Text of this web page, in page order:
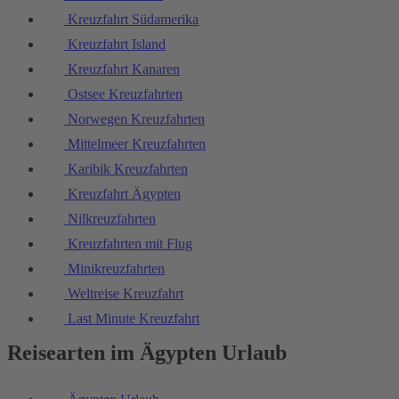
Kreuzfahrt Südamerika
Kreuzfahrt Island
Kreuzfahrt Kanaren
Ostsee Kreuzfahrten
Norwegen Kreuzfahrten
Mittelmeer Kreuzfahrten
Karibik Kreuzfahrten
Kreuzfahrt Ägypten
Nilkreuzfahrten
Kreuzfahrten mit Flug
Minikreuzfahrten
Weltreise Kreuzfahrt
Last Minute Kreuzfahrt
Reisearten im Ägypten Urlaub